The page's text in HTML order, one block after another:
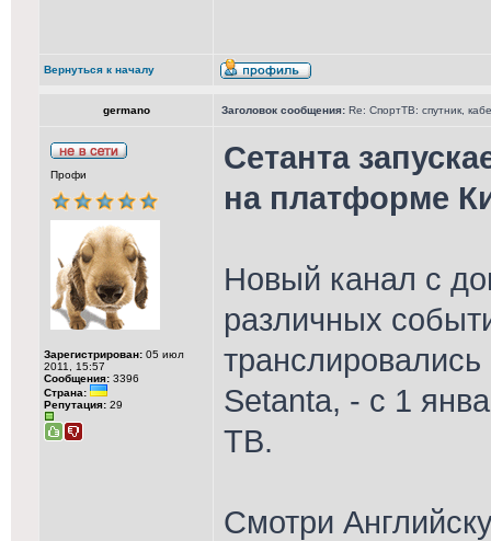
Вернуться к началу
germano Заголовок сообщения: Re: СпортТВ: спутник,
Профи
Зарегистрирован: 05 июл
2011, 15:57
Сообщения: 3396
Страна:
Репутация: 29
Сетанта
на платформе
Новый канал с
различных
Setanta, - с 1
ТВ.
Смотри